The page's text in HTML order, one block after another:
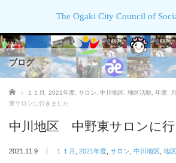
The Ogaki City Council of
ブログ
ホーム １１月 2021年度 サロン 中川地区 地区活動 年度
東サロンに行きました
中川地区 中野東サロンに
2021.11.9 １１月 2021年度 サロン 中川地区 地